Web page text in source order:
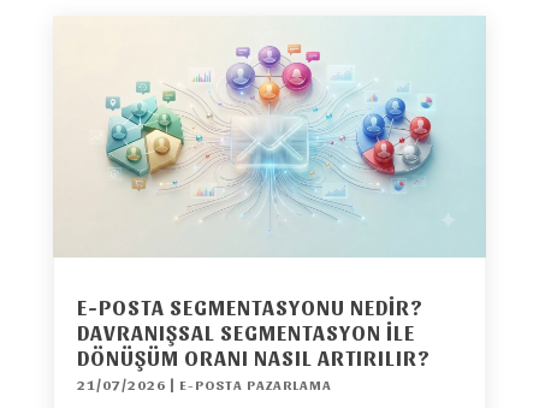
E-POSTA SEGMENTASYONU NEDIR?
DAVRANIŞSAL SEGMENTASYON ILE
DÖNÜŞÜM ORANI NASIL ARTIRILIR?
21/07/2026 | E-POSTA PAZARLAMA